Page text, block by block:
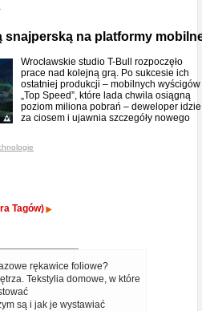
snajperską na platformy
Wrocławskie studio T-Bull rozpoczęło
prace nad kolejną grą. Po sukcesie ich
ostatniej produkcji – mobilnych wyścigów
„Top Speed”, które lada chwila osiągną
poziom miliona pobrań – deweloper idzie
za ciosem i ujawnia szczegóły nowego
Tagów)
rękawice foliowe?
Tekstylia domowe, w które
są i jak je wystawiać